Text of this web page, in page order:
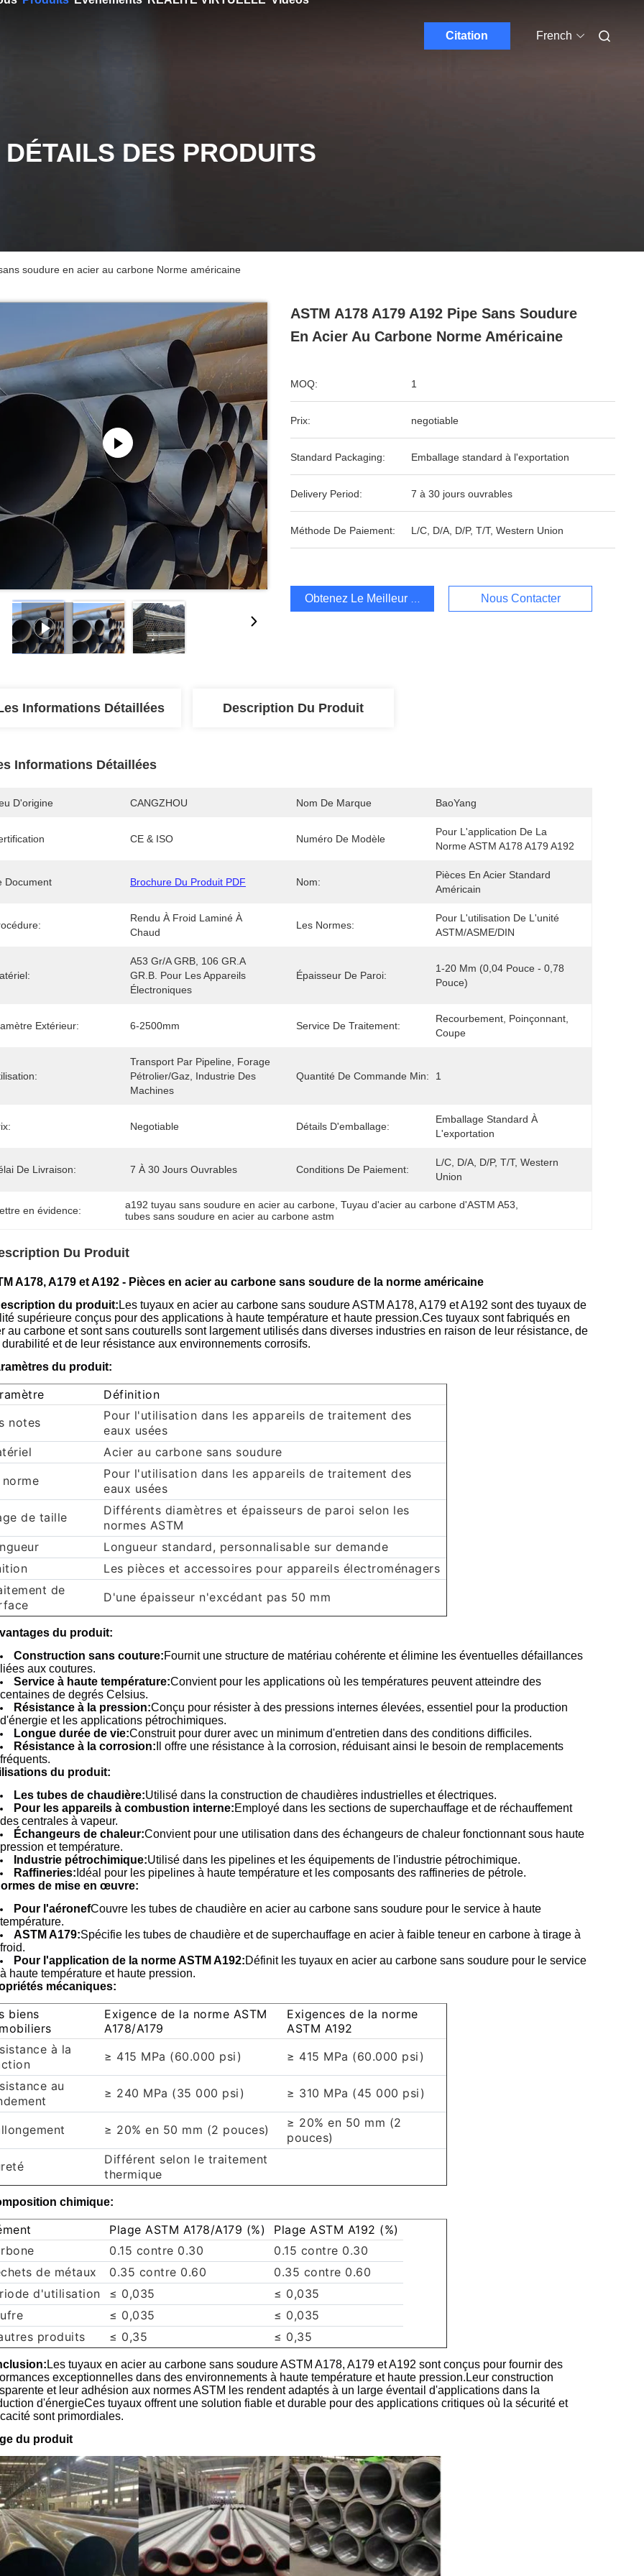
Citation French
DÉTAILS DES PRODUITS
soudure en acier au carbone Norme américaine
ASTM A178 A179 A192 Pipe Sans Soudure
En Acier Au Carbone Norme Américaine
MOQ: 1
Prix: negotiable
Standard Packaging: Emballage standard à l'exportation
Delivery Period: 7 à 30 jours ouvrables
Méthode De Paiement: L/C, D/A, D/P, T/T, Western Union
Obtenez Le Meilleur Prix Nous Contacter
Informations Détaillées Description Du Produit
Informations Détaillées
D'origine CANGZHOU Nom De Marque BaoYang
CE & ISO Numéro De Modèle
Pour L'application De La
Norme ASTM A178 A179 A192
Document Brochure Du Produit PDF Nom:
Pièces En Acier Standard
Américain
Rendu À Froid Laminé À
Chaud
Les Normes:
Pour L'utilisation De L'unité
ASTM/ASME/DIN
A53 Gr/A GRB, 106 GR.A
GR.B. Pour Les Appareils
Électroniques
Épaisseur De Paroi:
1-20 Mm (0,04 Pouce - 0,78
Pouce)
Extérieur: 6-2500mm Service De Traitement:
Recourbement, Poinçonnant,
Coupe
Transport Par Pipeline, Forage
Pétrolier/gaz, Industrie Des
Machines
Quantité De Commande Min: 1
Negotiable Détails D'emballage:
Emballage Standard À
L'exportation
De Livraison: 7 À 30 Jours Ouvrables Conditions De Paiement:
L/C, D/A, D/P, T/T, Western
Union
en évidence: a192 tuyau sans soudure en acier au carbone , Tuyau d'acier au carbone d'ASTM A53
tubes sans soudure en acier au carbone astm
Du Produit
A178, A179 et A192 - Pièces en acier au carbone sans soudure de la norme américaine
du produit: Les tuyaux en acier au carbone sans soudure ASTM A178, A179 et A192 sont des tuyaux de
supérieure conçus pour des applications à haute température et haute pression.Ces tuyaux sont fabriqués en
au carbone et sont sans coutureIls sont largement utilisés dans diverses industries en raison de leur résistance, de
durabilité et de leur résistance aux environnements corrosifs.
du produit:
Définition
notes
Pour l'utilisation dans les appareils de traitement des
eaux usées
Acier au carbone sans soudure
norme
Pour l'utilisation dans les appareils de traitement des
eaux usées
de taille
Différents diamètres et épaisseurs de paroi selon les
normes ASTM
Longueur standard, personnalisable sur demande
Les pièces et accessoires pour appareils électroménagers
de
D'une épaisseur n'excédant pas 50 mm
du produit:
Construction sans couture:Fournit une structure de matériau cohérente et élimine les éventuelles défaillances
liées aux coutures.
Service à haute température:Convient pour les applications où les températures peuvent atteindre des
centaines de degrés Celsius.
Résistance à la pression:Conçu pour résister à des pressions internes élevées, essentiel pour la production
d'énergie et les applications pétrochimiques.
Longue durée de vie:Construit pour durer avec un minimum d'entretien dans des conditions difficiles.
Résistance à la corrosion: Il offre une résistance à la corrosion, réduisant ainsi le besoin de remplacements
fréquents.
du produit:
Les tubes de chaudière:Utilisé dans la construction de chaudières industrielles et électriques.
Pour les appareils à combustion interne:Employé dans les sections de superchauffage et de réchauffement
des centrales à vapeur.
Échangeurs de chaleur:Convient pour une utilisation dans des échangeurs de chaleur fonctionnant sous haute
pression et température.
Industrie pétrochimique:Utilisé dans les pipelines et les équipements de l'industrie pétrochimique.
Raffineries: Idéal pour les pipelines à haute température et les composants des raffineries de pétrole.
de mise en œuvre:
Pour l'aéronefCouvre les tubes de chaudière en acier au carbone sans soudure pour le service à haute
température.
ASTM A179:Spécifie les tubes de chaudière et de superchauffage en acier à faible teneur en carbone à tirage à
froid.
Pour l'application de la norme ASTM A192:Définit les tuyaux en acier au carbone sans soudure pour le service
à haute température et haute pression.
mécaniques:
biens
Exigence de la norme ASTM
A178/A179
Exigences de la norme
ASTM A192
à la
≥ 415 MPa (60.000 psi) ≥ 415 MPa (60.000 psi)
au
≥ 240 MPa (35 000 psi) ≥ 310 MPa (45 000 psi)
≥ 20% en 50 mm (2 pouces)
≥ 20% en 50 mm (2
pouces)
Différent selon le traitement
thermique
chimique:
Plage ASTM A178/A179 (%)
Plage ASTM A192 (%)
0.15 contre 0.30
0.15 contre 0.30
de métaux
0.35 contre 0.60
0.35 contre 0.60
d'utilisation
≤ 0,035
≤ 0,035
≤ 0,035
≤ 0,035
produits
≤ 0,35 ≤ 0,35
Les tuyaux en acier au carbone sans soudure ASTM A178, A179 et A192 sont conçus pour fournir des
exceptionnelles dans des environnements à haute température et haute pression.Leur construction
et leur adhésion aux normes ASTM les rendent adaptés à un large éventail d'applications dans la
d'énergieCes tuyaux offrent une solution fiable et durable pour des applications critiques où la sécurité et
sont primordiales.
du produit